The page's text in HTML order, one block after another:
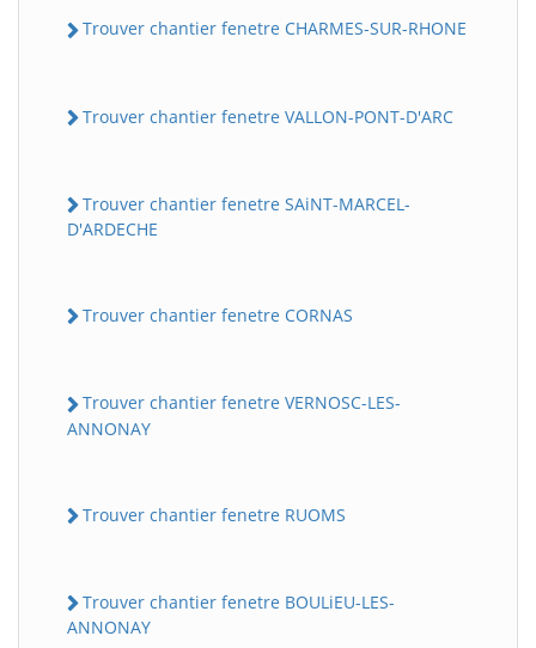
Trouver chantier fenetre CHARMES-SUR-RHONE
Trouver chantier fenetre VALLON-PONT-D'ARC
Trouver chantier fenetre SAiNT-MARCEL-
D'ARDECHE
Trouver chantier fenetre CORNAS
Trouver chantier fenetre VERNOSC-LES-
ANNONAY
Trouver chantier fenetre RUOMS
Trouver chantier fenetre BOULiEU-LES-
ANNONAY